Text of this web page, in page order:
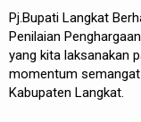
Pj.Bupati Langkat
Penilaian
yang kita laksanakan
momentum
Kabupaten Langkat.